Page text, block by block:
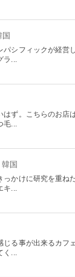
国
シフィックが経営
ラ...
ず。こちらのお店
毛...
韓国
かけに研究を重ね
キ...
る事が出来るカフ
く...